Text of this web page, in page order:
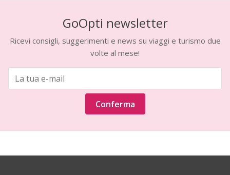
GoOpti newsletter
Ricevi consigli, suggerimenti e news su viaggi e turismo due
volte al mese!
Conferma